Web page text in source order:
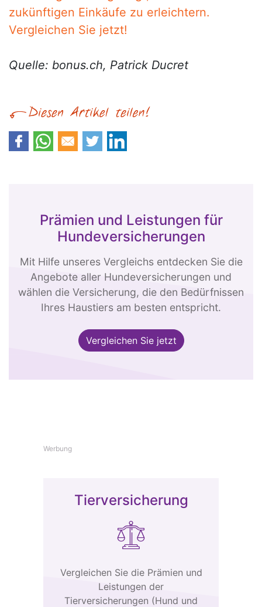
zukünftigen Einkäufe zu erleichtern.
Vergleichen Sie jetzt!
Quelle: bonus.ch, Patrick Ducret
Prämien und Leistungen für
Hundeversicherungen
Mit Hilfe unseres Vergleichs entdecken Sie die
Angebote aller Hundeversicherungen und
wählen die Versicherung, die den Bedürfnissen
Ihres Haustiers am besten entspricht.
Vergleichen Sie jetzt
Werbung
Tierversicherung
Vergleichen Sie die Prämien und
Leistungen der
Tierversicherungen (Hund und